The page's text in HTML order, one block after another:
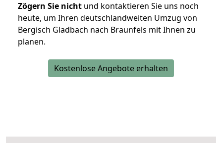
Zögern Sie nicht und kontaktieren Sie uns noch
heute, um Ihren deutschlandweiten Umzug von
Bergisch Gladbach nach Braunfels mit Ihnen zu
planen.
Kostenlose Angebote erhalten